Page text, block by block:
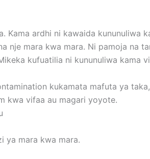
ardhi ni kawaida kununuliwa
nje mara kwa mara. Ni pamoja na
kufuatilia ni kununuliwa kama
kukamata mafuta ya
kwa vifaa au magari yoyote.
ya mara kwa mara.